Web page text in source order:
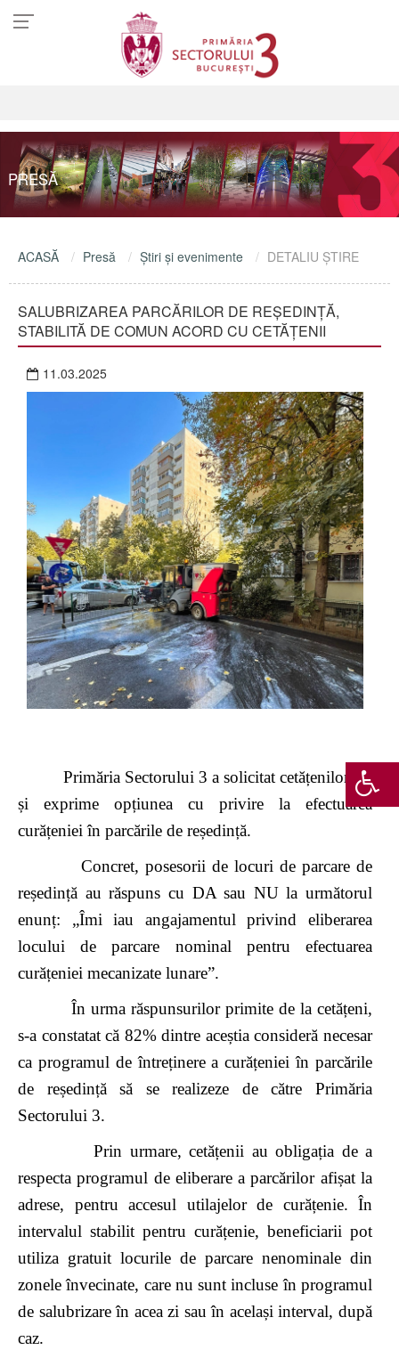
PRESĂ
ACASĂ Presă Ştiri şi evenimente DETALIU ŞTIRE
SALUBRIZAREA PARCĂRILOR DE REȘEDINȚĂ,
STABILITĂ DE COMUN ACORD CU CETĂȚENII
11.03.2025
Primăria Sectorului 3 a solicitat cetățenilor să-
și exprime opțiunea cu privire la efectuarea
curățeniei în parcările de reședință.
Concret, posesorii de locuri de parcare de
reședință au răspuns cu DA sau NU la următorul
enunț: „Îmi iau angajamentul privind eliberarea
locului de parcare nominal pentru efectuarea
curățeniei mecanizate lunare”.
În urma răspunsurilor primite de la cetățeni,
s-a constatat că 82% dintre aceștia consideră necesar
ca programul de întreținere a curățeniei în parcările
de reședință să se realizeze de către Primăria
Sectorului 3.
Prin urmare, cetățenii au obligația de a
respecta programul de eliberare a parcărilor afișat la
adrese, pentru accesul utilajelor de curățenie. În
intervalul stabilit pentru curățenie, beneficiarii pot
utiliza gratuit locurile de parcare nenominale din
zonele învecinate, care nu sunt incluse în programul
de salubrizare în acea zi sau în același interval, după
caz.